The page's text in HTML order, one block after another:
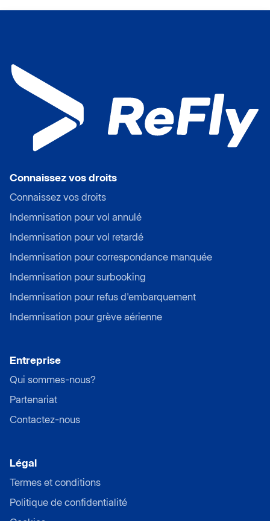
Connaissez vos droits
Connaissez vos droits
Indemnisation pour vol annulé
Indemnisation pour vol retardé
Indemnisation pour correspondance manquée
Indemnisation pour surbooking
Indemnisation pour refus d'embarquement
Indemnisation pour grève aérienne
Entreprise
Qui sommes-nous?
Partenariat
Contactez-nous
Légal
Termes et conditions
Politique de confidentialité